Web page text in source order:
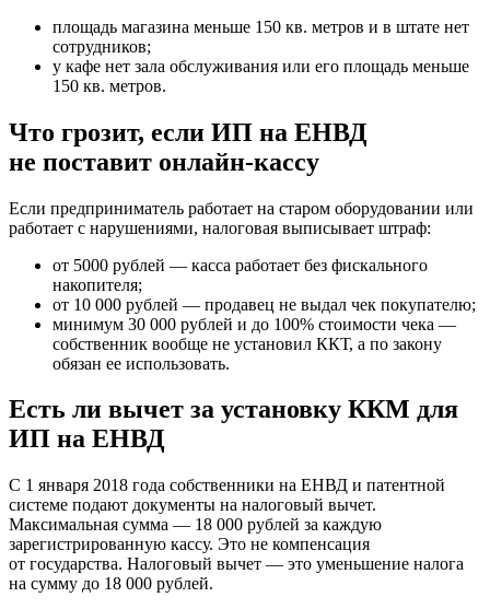
площадь магазина меньше 150 кв. метров и в штате нет
сотрудников;
у кафе нет зала обслуживания или его площадь меньше
150 кв. метров.
Что грозит, если ИП на ЕНВД
не поставит онлайн-кассу
Если предприниматель работает на старом оборудовании или
работает с нарушениями, налоговая выписывает штраф:
от 5000 рублей — касса работает без фискального
накопителя;
от 10 000 рублей — продавец не выдал чек покупателю;
минимум 30 000 рублей и до 100% стоимости чека —
собственник вообще не установил ККТ, а по закону
обязан ее использовать.
Есть ли вычет за установку ККМ для
ИП на ЕНВД
С 1 января 2018 года собственники на ЕНВД и патентной
системе подают документы на налоговый вычет.
Максимальная сумма — 18 000 рублей за каждую
зарегистрированную кассу. Это не компенсация
от государства. Налоговый вычет — это уменьшение налога
на сумму до 18 000 рублей.